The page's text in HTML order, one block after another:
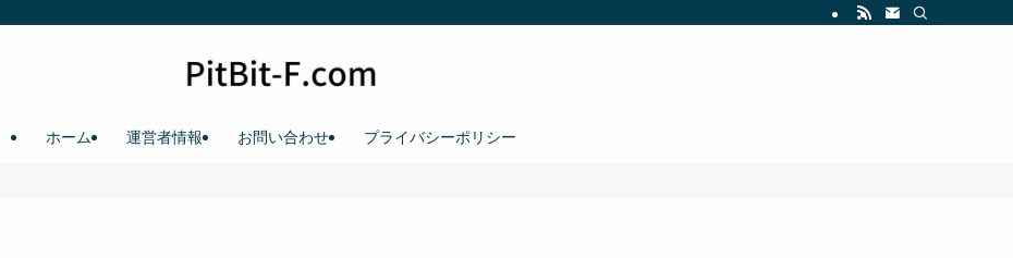
ホーム 運営者情報 お問い合わせ プライバシーポリシー